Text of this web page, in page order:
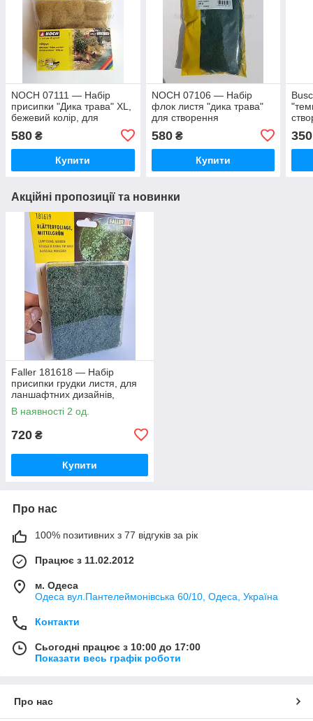
NOCH 07111 — Набір
присипки "Дика трава" XL,
бежевий колір, для
масштабу 0, H0, TT, N, Z
580 ₴
Купити
NOCH 07106 — Набір
флок листя "дика трава"
для створення
масштабу G, 0, H0, TT, N,
Z
580₴
Купити
H0,
350
Акційні пропозиції та новинки
Faller 181618 — Набір
присипки грудки листя, для
ланшафтних дизайнів,
масштабу H0, TT, N
В наявності 2 од.
720 ₴
Купити
Про нас
100% позитивних з 77 відгуків за рік
Працює з 11.02.2012
м. Одеса
Одеса вул.Пантелеймонівська 60/10, Одеса, Україна
Контакти
Сьогодні працює з 10:00 до 17:00
Показати весь графік роботи
Про нас